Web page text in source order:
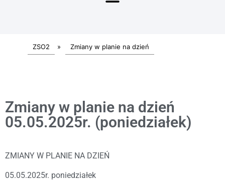
ZSO2 » Zmiany w planie na dzień
Zmiany w planie na dzień
05.05.2025r. (poniedziałek)
ZMIANY W PLANIE NA DZIEŃ
05.05.2025r. poniedziałek